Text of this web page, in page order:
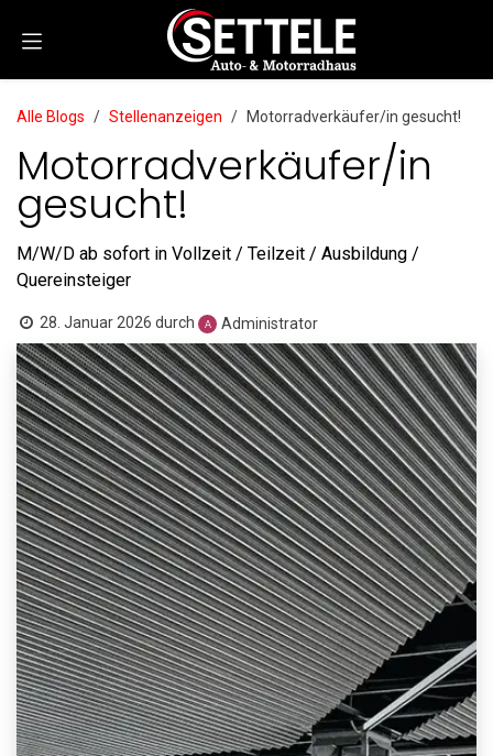
Alle Blogs Stellenanzeigen Motorradverkäufer/in gesucht!
Motorradverkäufer/in
gesucht!
M/W/D ab sofort in Vollzeit / Teilzeit / Ausbildung /
Quereinsteiger
28. Januar 2026 durch Administrator